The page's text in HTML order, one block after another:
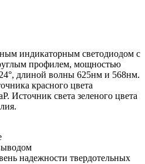
индикаторным светодиодом с
профилем, мощностью
длиной волны 625нм и 568нм.
красного цвета
Источник света зеленого цвета
надежности твердотельных